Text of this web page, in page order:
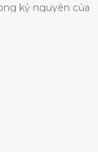
kỷ nguyên của